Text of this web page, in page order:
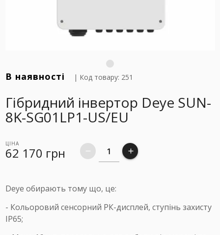
В наявності | Код товару: 251
Гібридний інвертор Deye SUN-
8K-SG01LP1-US/EU
ЦІНА
62 170 грн remove add
Deye обирають тому що, це:
- Кольоровий сенсорний РК-дисплей, ступінь захисту
IP65;